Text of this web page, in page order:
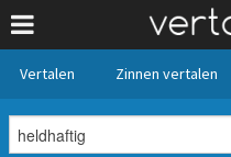
Vertalen Zinnen vertalen